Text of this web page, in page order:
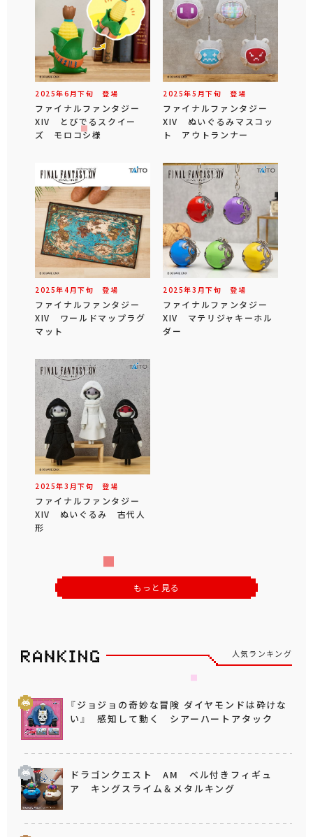
2025年6 月下旬 登場
ファイナルファンタジー
XIV とびでるスクイー
ズ モロコシ様
2025年5 月下旬 登場
ファイナルファンタジー
XIV ぬいぐるみマスコッ
ト アウトランナー
2025年4 月下旬 登場
ファイナルファンタジー
XIV ワールドマップラグ
マット
2025年3 月下旬 登場
ファイナルファンタジー
XIV マテリジャキーホル
ダー
2025年3 月下旬 登場
ファイナルファンタジー
XIV ぬいぐるみ 古代人
形
もっと見る
人気ランキング
『ジョジョの奇妙な冒険 ダイヤモンドは砕けな
い』 感知して動く シアーハートアタック
ドラゴンクエスト AM ベル付きフィギュ
ア キングスライム＆メタルキング